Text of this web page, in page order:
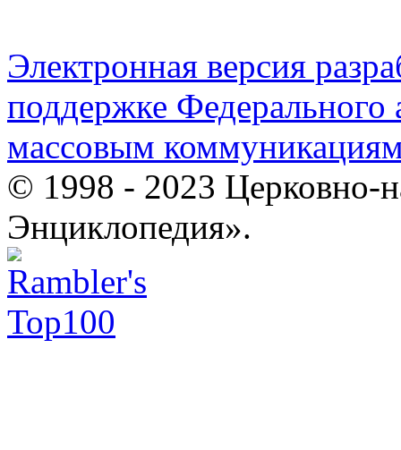
Электронная версия
поддержке Федерального
массовым
© 1998 - 2023 Церковно-
Энциклопедия».